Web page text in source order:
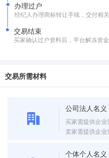
办理过户
经纪人办理商标转让手续，交付相
交易结束
买家确认过户资料后，平台解冻资
交易所需材料
公司法人名义
买家需提供企业
卖家需提供企业
个体个人名义